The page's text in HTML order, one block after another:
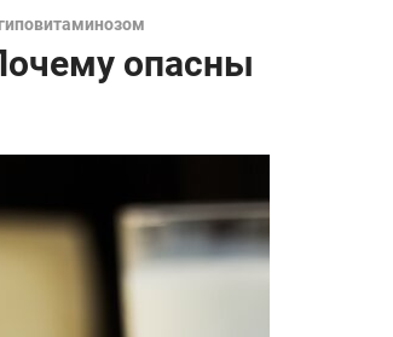
опасны